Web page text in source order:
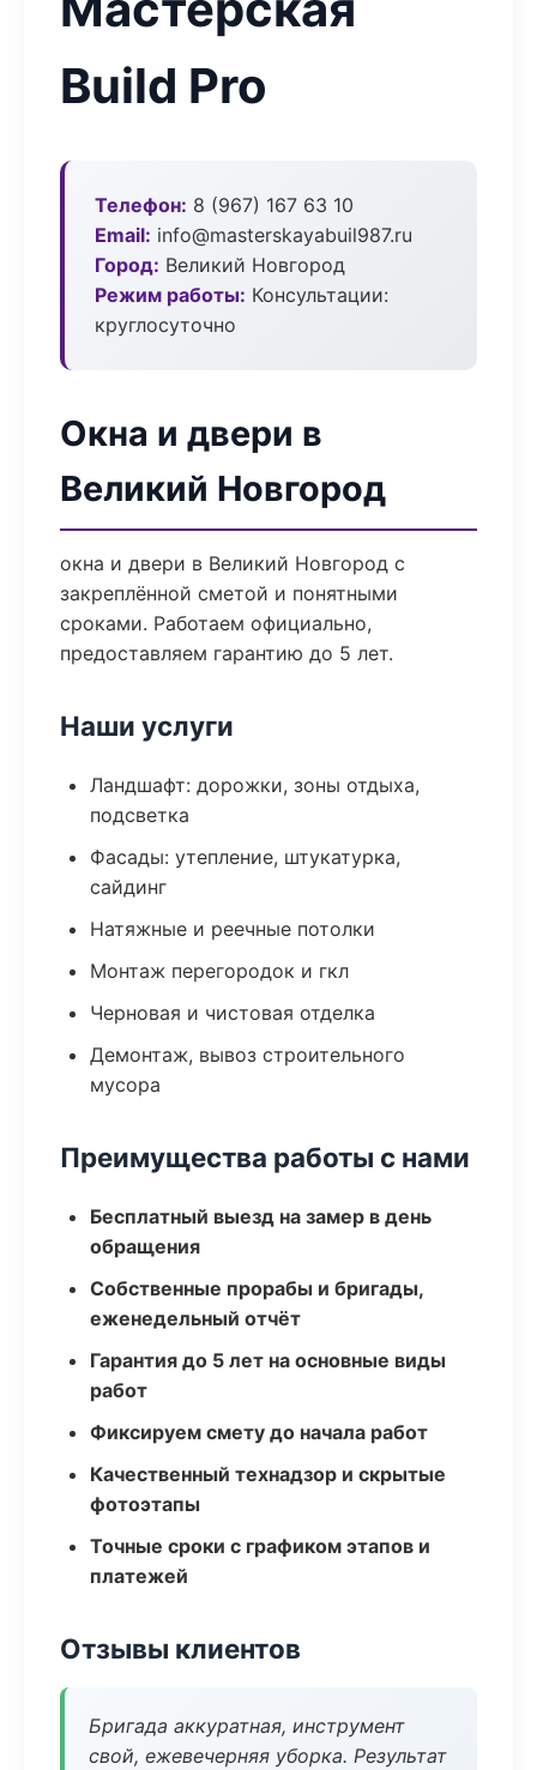
Build Pro
Телефон: 8 (967) 167 63 10
Email: info@masterskayabuil987.ru
Город: Великий Новгород
Режим работы: Консультации:
круглосуточно
Окна и двери в
Великий Новгород
окна и двери в Великий Новгород с
закреплённой сметой и понятными
сроками. Работаем официально,
предоставляем гарантию до 5 лет.
Наши услуги
Ландшафт: дорожки, зоны отдыха,
подсветка
Фасады: утепление, штукатурка,
сайдинг
Натяжные и реечные потолки
Монтаж перегородок и гкл
Черновая и чистовая отделка
Демонтаж, вывоз строительного
мусора
Преимущества работы с нами
Бесплатный выезд на замер в день
обращения
Собственные прорабы и бригады,
еженедельный отчёт
Гарантия до 5 лет на основные виды
работ
Фиксируем смету до начала работ
Качественный технадзор и скрытые
фотоэтапы
Точные сроки с графиком этапов и
платежей
Отзывы клиентов
Бригада аккуратная, инструмент
свой, ежевечерняя уборка. Результат